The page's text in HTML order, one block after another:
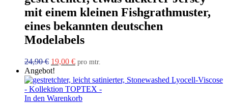
mit einem kleinen Fishgrathmuster,
eines bekannten deutschen
Modelabels
24,90€ Ursprünglicher
Preis
war:
24,90 €
19,00 €Aktueller
ist:
19,00 €.
pro mtr.
Angebot!
In den Warenkorb